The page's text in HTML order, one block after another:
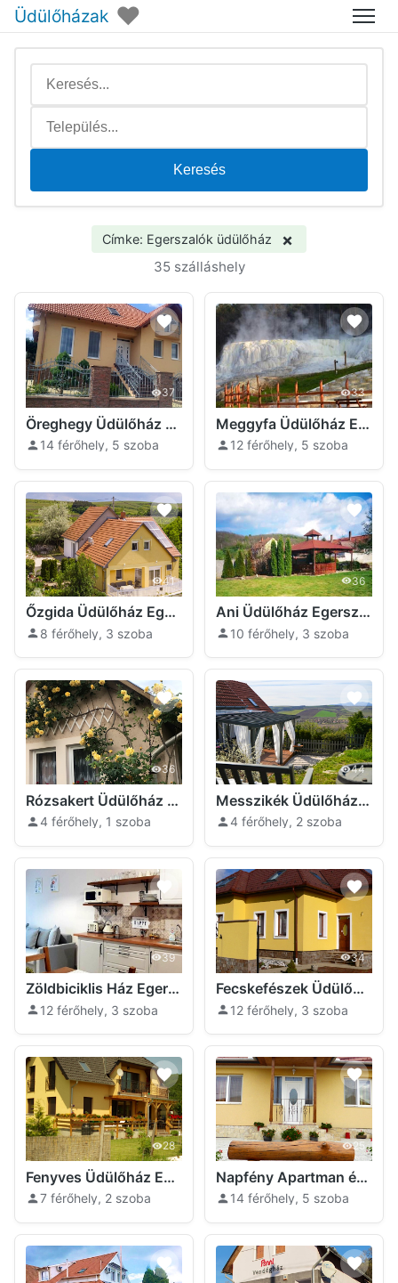
Üdülőházak ♥ Menü
Keresés
Címke: Egerszalók üdülőház ×
35 szálláshely
37
Öreghegy Üdülőház Egerszalók
14 férőhely, 5 szoba
33
Meggyfa Üdülőház Egerszalók
12 férőhely, 5 szoba
41
Őzgida Üdülőház Egerszalók
8 férőhely, 3 szoba
36
Ani Üdülőház Egerszalók
10 férőhely, 3 szoba
36
Rózsakert Üdülőház Egerszalók
4 férőhely, 1 szoba
44
Messzikék Üdülőház Egerszalók
4 férőhely, 2 szoba
39
Zöldbiciklis Ház Egerszalók
12 férőhely, 3 szoba
34
Fecskefészek Üdülőház Egerszalók
12 férőhely, 3 szoba
28
Fenyves Üdülőház Egerszalók
7 férőhely, 2 szoba
25
Napfény Apartman és Üdülőház Egerszalók
14 férőhely, 5 szoba